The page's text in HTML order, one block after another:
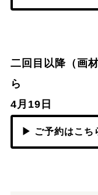
二回目以降（画
ら
4月19日
▶ ご予約はこち